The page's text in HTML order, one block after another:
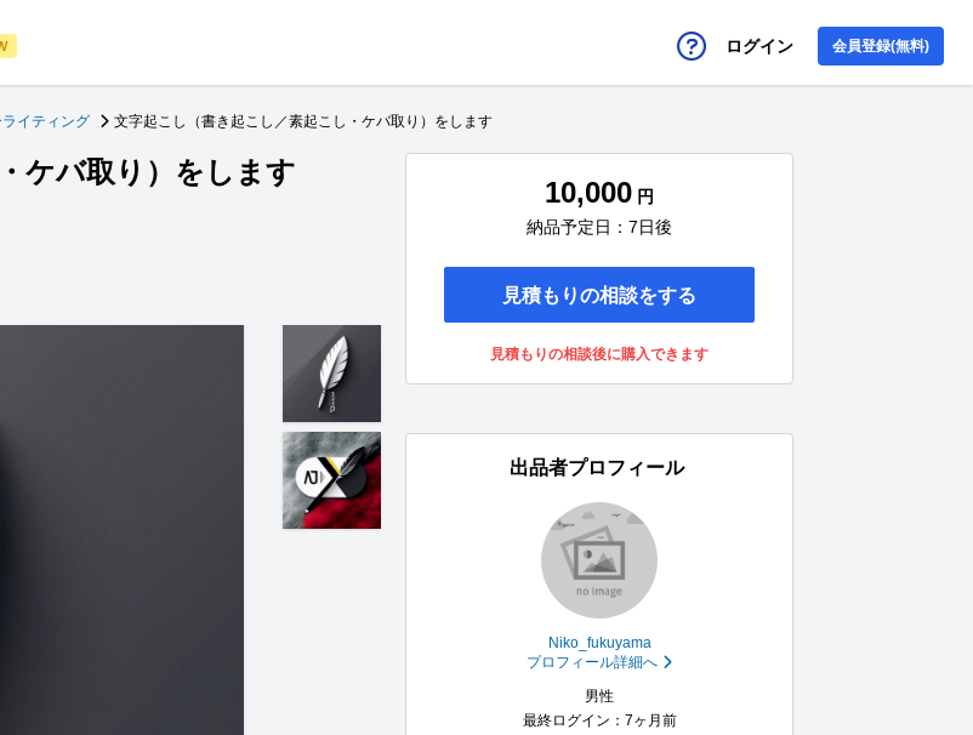
ログイン 会員登録(無料)
イティング 文字起こし（書き起こし／素起こし・ケバ取り）をします
ケバ取り）をします
10,000 円
納品予定日：7日後
見積もりの相談をする
見積もりの相談後に購入できます
出品者プロフィール
Niko_fukuyama
プロフィール詳細へ
男性
最終ログイン：7ヶ月前